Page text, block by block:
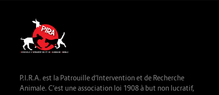
P.I.R.A. est la Patrouille d’Intervention et de Recherche
Animale. C’est une association loi 1908 à but non lucratif,